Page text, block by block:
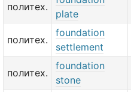
политех.
plate
политех.
foundation
settlement
политех.
foundation
stone